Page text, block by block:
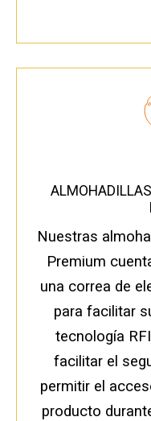
Nuestras
Premium
una correa de
para facilitar
tecnología
facilitar el
permitir el
producto